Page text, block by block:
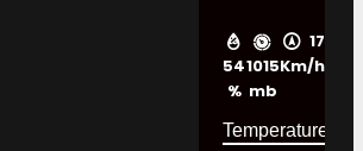
54
%
1015
mb
17
Km/h